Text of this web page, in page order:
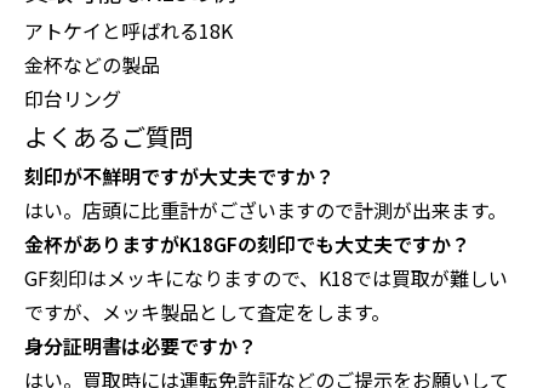
アトケイと呼ばれる18K
金杯などの製品
印台リング
よくあるご質問
刻印が不鮮明ですが大丈夫ですか？
はい。店頭に比重計がございますので計測が出来ます。
金杯がありますがK18GFの刻印でも大丈夫ですか？
GF刻印はメッキになりますので、K18では買取が難しい
ですが、メッキ製品として査定をします。
身分証明書は必要ですか？
はい。買取時には運転免許証などのご提示をお願いして